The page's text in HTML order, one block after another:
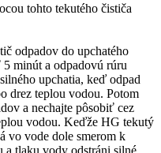
tohto tekutého čističa
odpadov do upchatého
minút a odpadovú rúru
upchatia, keď odpad
drez teplou vodou. Potom
a nechajte pôsobiť cez
vodou. Keďže HG tekutý
vo vode dole smerom k
a tlaku vody odstráni silné